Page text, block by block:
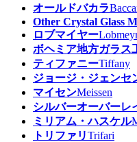
オールドバカラ
Other Crystal Glass
ロブマイヤー
ボヘミア地方ガラス
ティファニーTiffany
ジョージ・ジェンセ
マイセンMeissen
シルバーオーバーレ
ミリアム・ハスケル
トリファリTrifari